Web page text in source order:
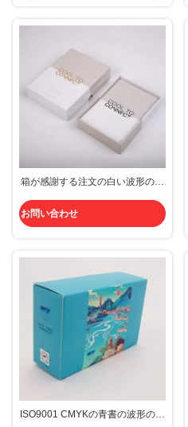
箱が感謝する注文の白い波形の郵
ために梳く
お問い合わせ
ISO9001 CMYKの青書の波形の郵